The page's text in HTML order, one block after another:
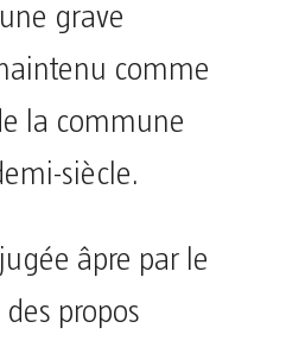
grave
comme
la commune
siècle.
âpre par le
propos